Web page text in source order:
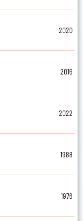
2020
2016
2022
1988
1976